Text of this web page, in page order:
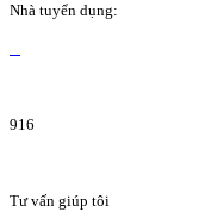
Nhà tuyển dụng:
916
Tư vấn giúp tôi